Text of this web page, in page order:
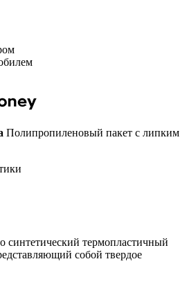
Полипропиленовый пакет с липким
синтетический термопластичный
собой твердое